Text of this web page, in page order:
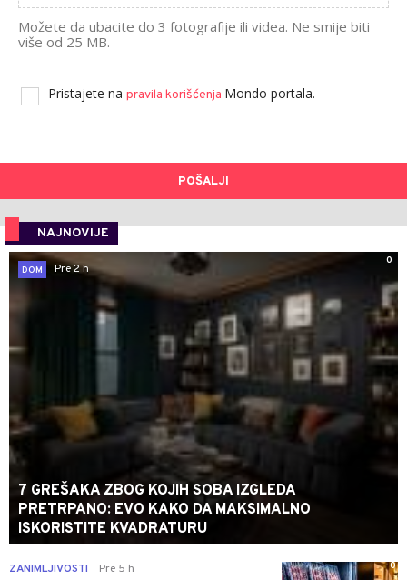
Možete da ubacite do 3 fotografije ili videa. Ne smije biti
više od 25 MB.
Pristajete na pravila korišćenja Mondo portala.
POŠALJI
NAJNOVIJE
0
DOM
Pre 2 h
7 GREŠAKA ZBOG KOJIH SOBA IZGLEDA
PRETRPANO: EVO KAKO DA MAKSIMALNO
ISKORISTITE KVADRATURU
0
ZANIMLJIVOSTI Pre 5 h